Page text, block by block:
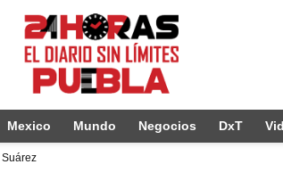
Mexico Mundo Negocios DxT